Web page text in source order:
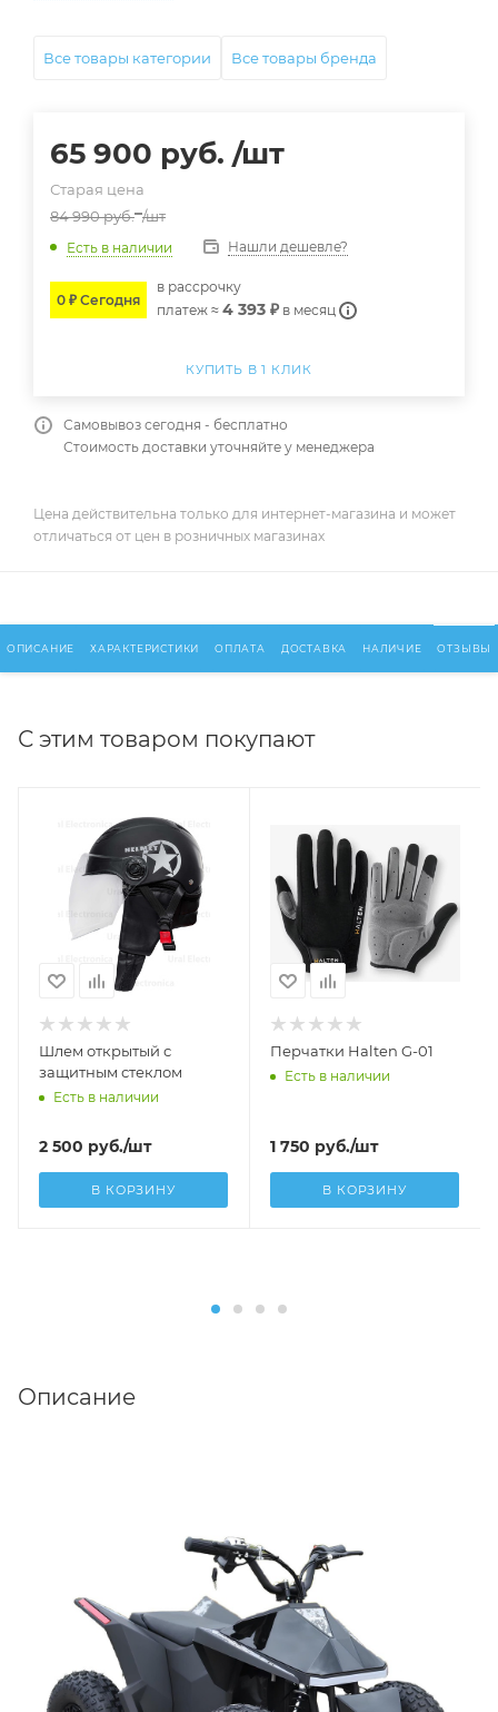
Все товары категории Все товары бренда
65 900 руб. /шт
Старая цена
84 990руб. /шт
Есть в наличии Нашли дешевле?
0 ₽ Сегодня
в расcрочку
платеж ≈ 4 393 ₽ в месяц
КУПИТЬ В 1 КЛИК
Самовывоз сегодня - бесплатно
Стоимость доставки уточняйте у менеджера
Цена действительна только для интернет-магазина и может
отличаться от цен в розничных магазинах
ОПИСАНИЕ ХАРАКТЕРИСТИКИ ОПЛАТА ДОСТАВКА НАЛИЧИЕ ОТЗЫВЫ
С этим товаром покупают
Шлем открытый с
защитным стеклом
Есть в наличии
2 500 руб./шт
В КОРЗИНУ
Перчатки Halten G-01
Есть в наличии
1 750 руб./шт
В КОРЗИНУ
Описание